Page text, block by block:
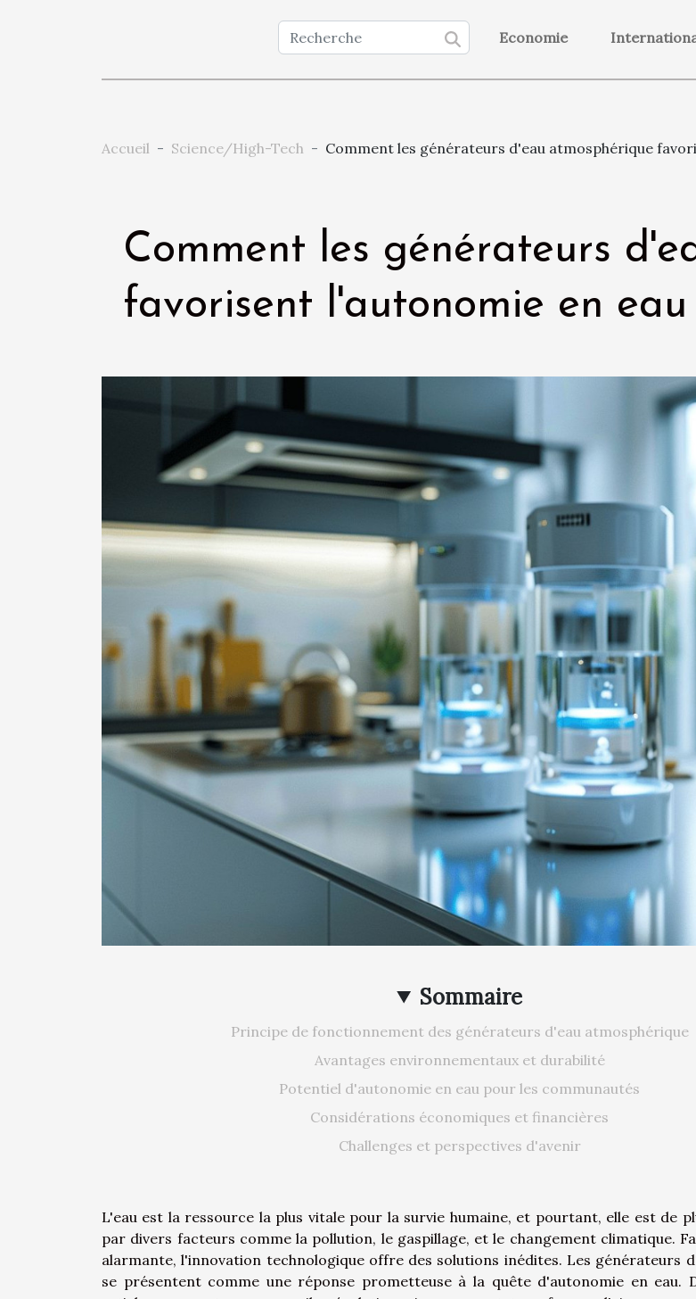
Economie
Accueil Science/High-Tech Comment les générateurs d'eau atmosphérique
Comment les générateurs
favorisent l'autonomie en eau
Sommaire
Principe de fonctionnement des générateurs d'eau atmosphérique
Avantages environnementaux et durabilité
Potentiel d'autonomie en eau pour les communautés
Considérations économiques et financières
Challenges et perspectives d'avenir
L'eau est la ressource la plus vitale pour la survie humaine, et pourtant, elle est de
par divers facteurs comme la pollution, le gaspillage, et le changement climatique.
alarmante, l'innovation technologique offre des solutions inédites. Les générateurs
se présentent comme une réponse prometteuse à la quête d'autonomie en eau.